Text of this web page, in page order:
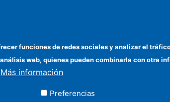
funciones de redes sociales y analizar el
web, quienes pueden combinarla con otra
Más información
Preferencias